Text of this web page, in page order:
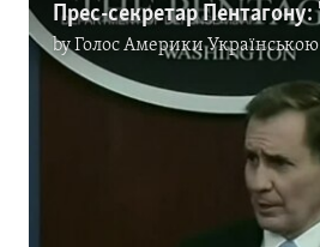
byГолос Америки Українською